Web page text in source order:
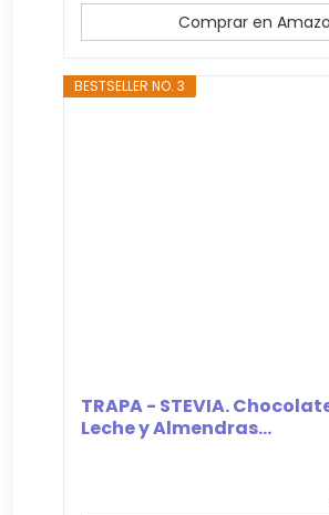
Comprar en
BESTSELLER NO. 3
TRAPA - STEVIA.
Leche y Almendras...